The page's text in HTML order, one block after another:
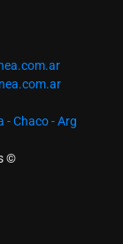
- Chaco - Arg
©